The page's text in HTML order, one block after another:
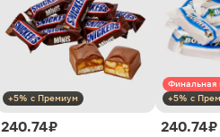
+5% с Премиум
240.74 ₽
Финальная
+5% с
240.74 ₽